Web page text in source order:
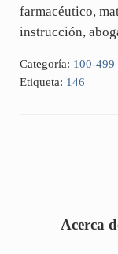
farmacéutico,
instrucción,
Categoría: 100-499
Etiqueta: 146
Acerca